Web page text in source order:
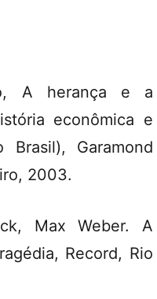
A herança e a
econômica e
Garamond
2003.
Max Weber. A
Record, Rio